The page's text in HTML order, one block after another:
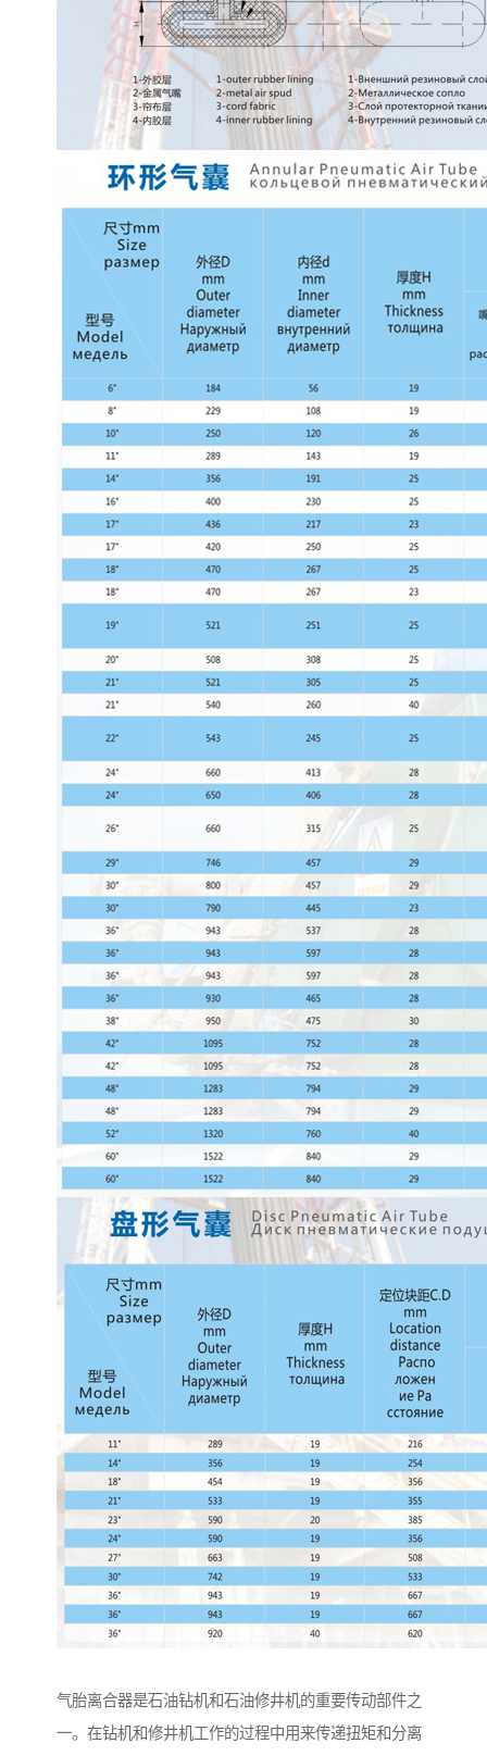
气胎离合器是石油钻机和石油修井机的重要传动部件之
一。在钻机和修井机工作的过程中用来传递扭矩和分离